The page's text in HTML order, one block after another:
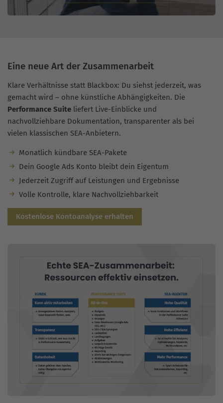
Eine neue Art der Zusammenarbeit
Klare Verhältnisse statt Blackbox: Du siehst jederzeit, was
gemacht wird – ohne künstliche Abhängigkeiten. Die
Performance Suite liefert Live-Einblicke und
nachvollziehbare Dokumentation, transparenter als bei
vielen klassischen SEA-Anbietern.
Monatlich kündbare SEA-Pakete
Dein Google Ads Konto bleibt dein Eigentum
Jederzeit Zugriff auf Leistungen und Ergebnisse
Volle Kontrolle, klare Nachvollziehbarkeit
Kostenlose Kontoanalyse erhalten